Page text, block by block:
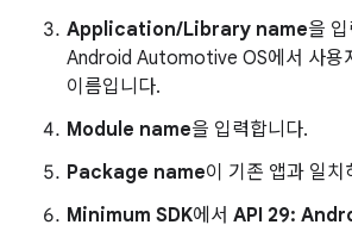
Application/Library name을
Android Automotive OS에서 사용
이름입니다.
Module name을 입력합니다.
Package name이 기존 앱과 일
Minimum SDK에서 API 29: